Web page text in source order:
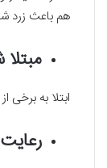
هم باعث زرد
ابتلا به